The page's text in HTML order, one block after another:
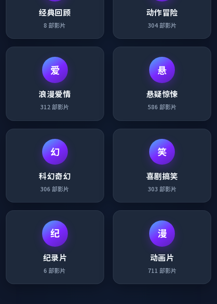
经典回顾
8 部影片
动作冒险
304部影片
爱
浪漫爱情
312 部影片
悬
悬疑惊悚
586 部影片
幻
科幻奇幻
306 部影片
笑
喜剧搞笑
303 部影片
纪
纪录片
6 部影片
漫
动画片
711 部影片